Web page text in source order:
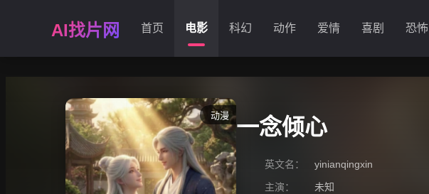
AI找片网 首页 电影 科幻 动作 爱情 喜剧 恐怖
动漫 一念倾心
英文名：
yinianqingxin
主演：
未知